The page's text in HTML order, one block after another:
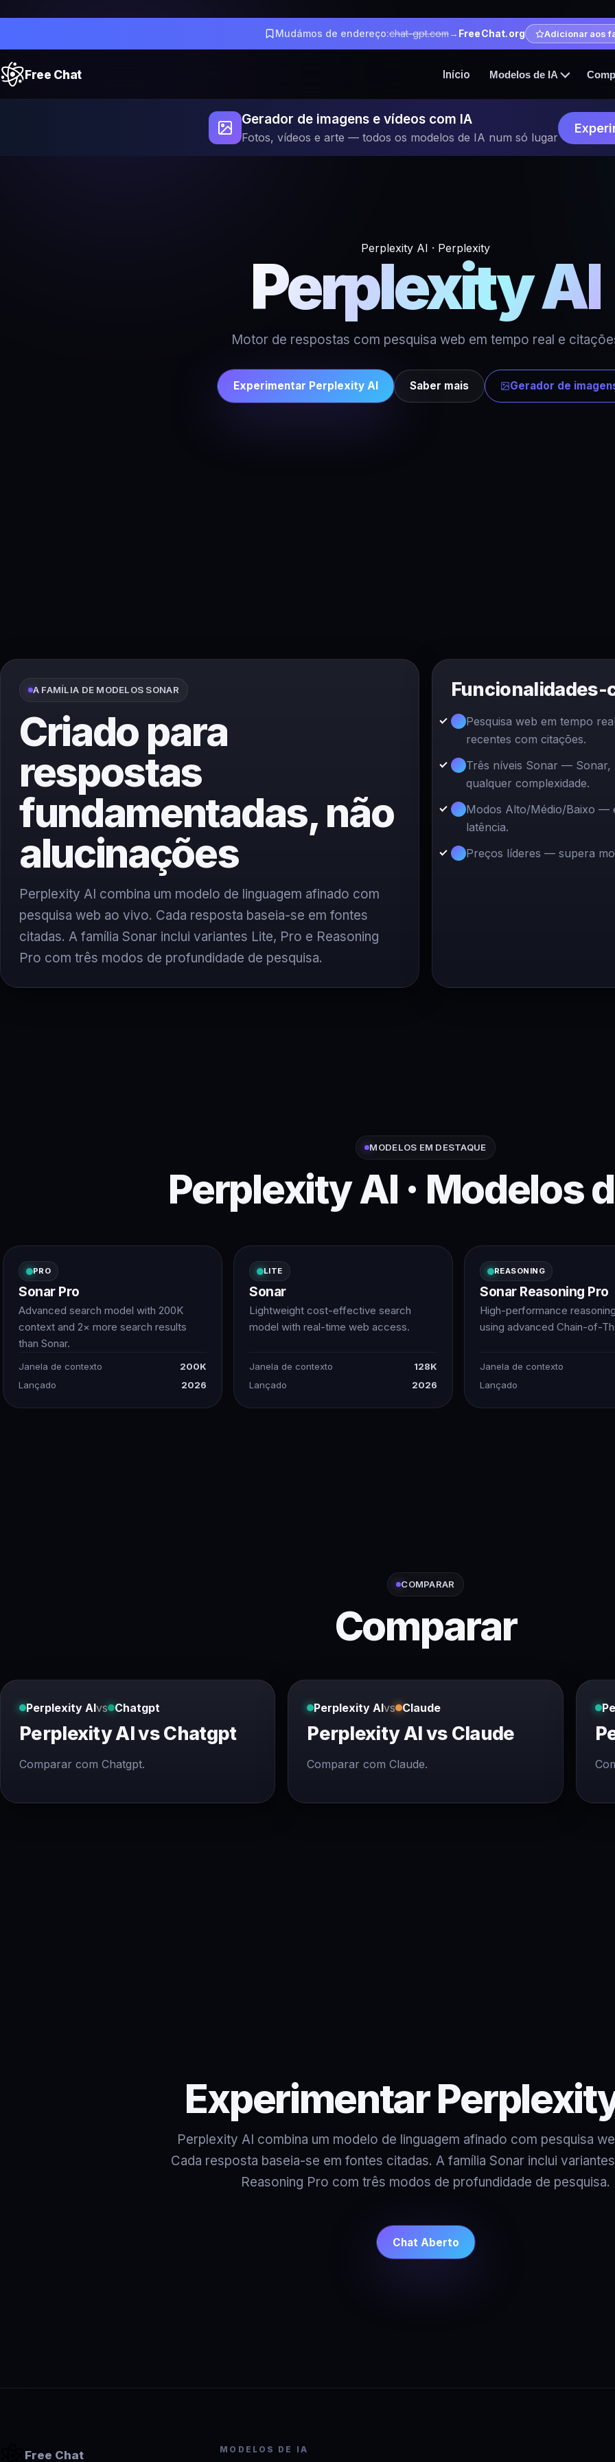
Mudámos de endereço:chat-gpt.com→ FreeChat.org Adicionar aos
Free Chat Início Modelos de IA
Gerador de imagens e vídeos com IA
Fotos, vídeos e arte — todos os modelos de IA num só lugar
Perplexity AI · Perplexity
Perplexity AI
Motor de respostas com pesquisa web em tempo real e
Experimentar Perplexity AI Saber mais Gerador de
A FAMÍLIA DE MODELOS SONAR
Criado para
respostas
fundamentadas, não
alucinações
Perplexity AI combina um modelo de linguagem afinado com
pesquisa web ao vivo. Cada resposta baseia-se em fontes
citadas. A família Sonar inclui variantes Lite, Pro e Reasoning
Pro com três modos de profundidade de pesquisa.
Funcionalidades-
Pesquisa web em tempo
recentes com citações.
Três níveis Sonar — Sonar,
qualquer complexidade.
Modos Alto/Médio/Baixo —
latência.
Preços líderes — supera
MODELOS EM DESTAQUE
Perplexity AI · Modelos
PRO
Sonar Pro
Advanced search model with 200K
context and 2× more search results
than Sonar.
Janela de contexto
200K
Lançado
2026
LITE
Sonar
Lightweight cost-effective search
model with real-time web access.
Janela de contexto
128K
Lançado
2026
REASONING
Sonar Reasoning Pro
High-performance
using advanced Chain-of-
Janela de contexto
Lançado
COMPARAR
Comparar
Perplexity AIvs Chatgpt
Perplexity AI vs Chatgpt
Comparar com Chatgpt.
Perplexity AIvs Claude
Perplexity AI vs Claude
Comparar com Claude.
Experimentar
Perplexity AI combina um modelo de linguagem afinado com pesquisa
Cada resposta baseia-se em fontes citadas. A família Sonar inclui
Reasoning Pro com três modos de profundidade de pesquisa.
Chat Aberto
Free Chat MODELOS DE IA